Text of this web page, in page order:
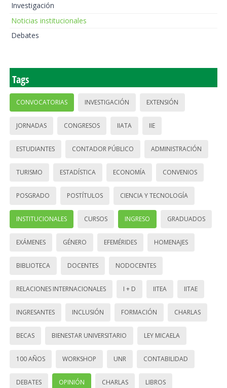
Investigación
Noticias institucionales
Debates
Tags
CONVOCATORIAS INVESTIGACIÓN EXTENSIÓN
JORNADAS CONGRESOS IIATA IIE
ESTUDIANTES CONTADOR PÚBLICO ADMINISTRACIÓN
TURISMO ESTADÍSTICA ECONOMÍA CONVENIOS
POSGRADO POSTÍTULOS CIENCIA Y TECNOLOGÍA
INSTITUCIONALES CURSOS INGRESO GRADUADOS
EXÁMENES GÉNERO EFEMÉRIDES HOMENAJES
BIBLIOTECA DOCENTES NODOCENTES
RELACIONES INTERNACIONALES I + D IITEA IITAE
INGRESANTES INCLUSIÓN FORMACIÓN CHARLAS
BECAS BIENESTAR UNIVERSITARIO LEY MICAELA
100 AÑOS WORKSHOP UNR CONTABILIDAD
DEBATES OPINIÓN CHARLAS LIBROS